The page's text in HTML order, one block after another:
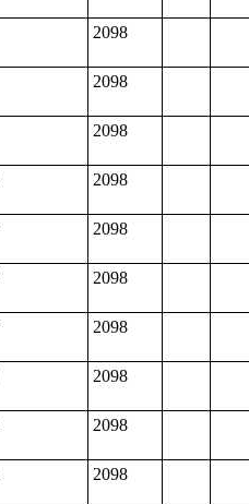
2098
2098
2098
2098
2098
2098
2098
2098
2098
2098